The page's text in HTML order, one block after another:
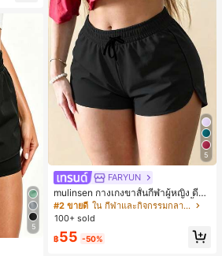
5
5
FARYUN
mulinsen กางเกงขาสั้นกีฬาผู้หญิง ดีไซ
น์ปลายเปิด เอวยืดหยุ่น กางเกงขาสั้น
ลำลองกีฬาฤดูร้อน ความยาว 3/4
#2 ขายดี
ใน กีฬาและกิจกรรมกลางแจ้ง
100+ sold
฿55 -50%